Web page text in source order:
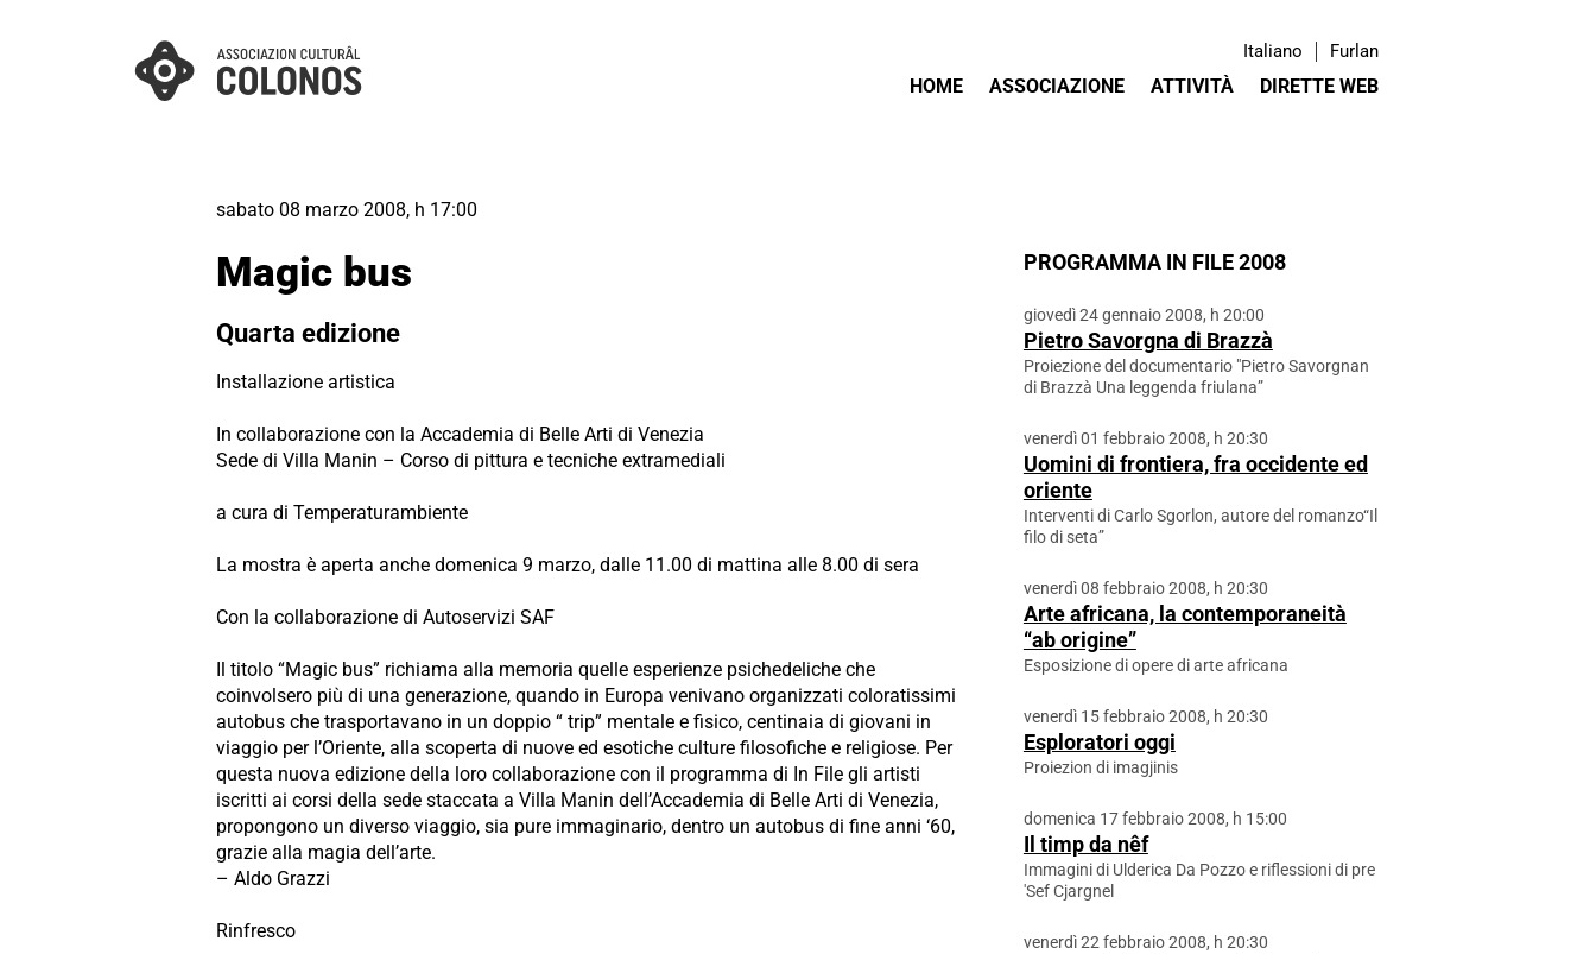
Italiano Furlan
HOME ASSOCIAZIONE ATTIVITÀ DIRETTE WEB
sabato 08 marzo 2008, h 17:00
Magic bus
Quarta edizione
Installazione artistica
In collaborazione con la Accademia di Belle Arti di Venezia
Sede di Villa Manin – Corso di pittura e tecniche extramediali
a cura di Temperaturambiente
La mostra è aperta anche domenica 9 marzo, dalle 11.00 di mattina alle 8.00 di sera
Con la collaborazione di Autoservizi SAF
Il titolo “Magic bus” richiama alla memoria quelle esperienze psichedeliche che
coinvolsero più di una generazione, quando in Europa venivano organizzati coloratissimi
autobus che trasportavano in un doppio “ trip” mentale e fisico, centinaia di giovani in
viaggio per l’Oriente, alla scoperta di nuove ed esotiche culture filosofiche e religiose. Per
questa nuova edizione della loro collaborazione con il programma di In File gli artisti
iscritti ai corsi della sede staccata a Villa Manin dell’Accademia di Belle Arti di Venezia,
propongono un diverso viaggio, sia pure immaginario, dentro un autobus di fine anni ‘60,
grazie alla magia dell’arte.
– Aldo Grazzi
Rinfresco
PROGRAMMA IN FILE 2008
giovedì 24 gennaio 2008, h 20:00
Pietro Savorgna di Brazzà
Proiezione del documentario "Pietro Savorgnan
di Brazzà Una leggenda friulana”
venerdì 01 febbraio 2008, h 20:30
Uomini di frontiera, fra occidente ed
oriente
Interventi di Carlo Sgorlon, autore del romanzo“Il
filo di seta”
venerdì 08 febbraio 2008, h 20:30
Arte africana, la contemporaneità
“ab origine”
Esposizione di opere di arte africana
venerdì 15 febbraio 2008, h 20:30
Esploratori oggi
Proiezion di imagjinis
domenica 17 febbraio 2008, h 15:00
Il timp da nêf
Immagini di Ulderica Da Pozzo e riflessioni di pre
'Sef Cjargnel
venerdì 22 febbraio 2008, h 20:30